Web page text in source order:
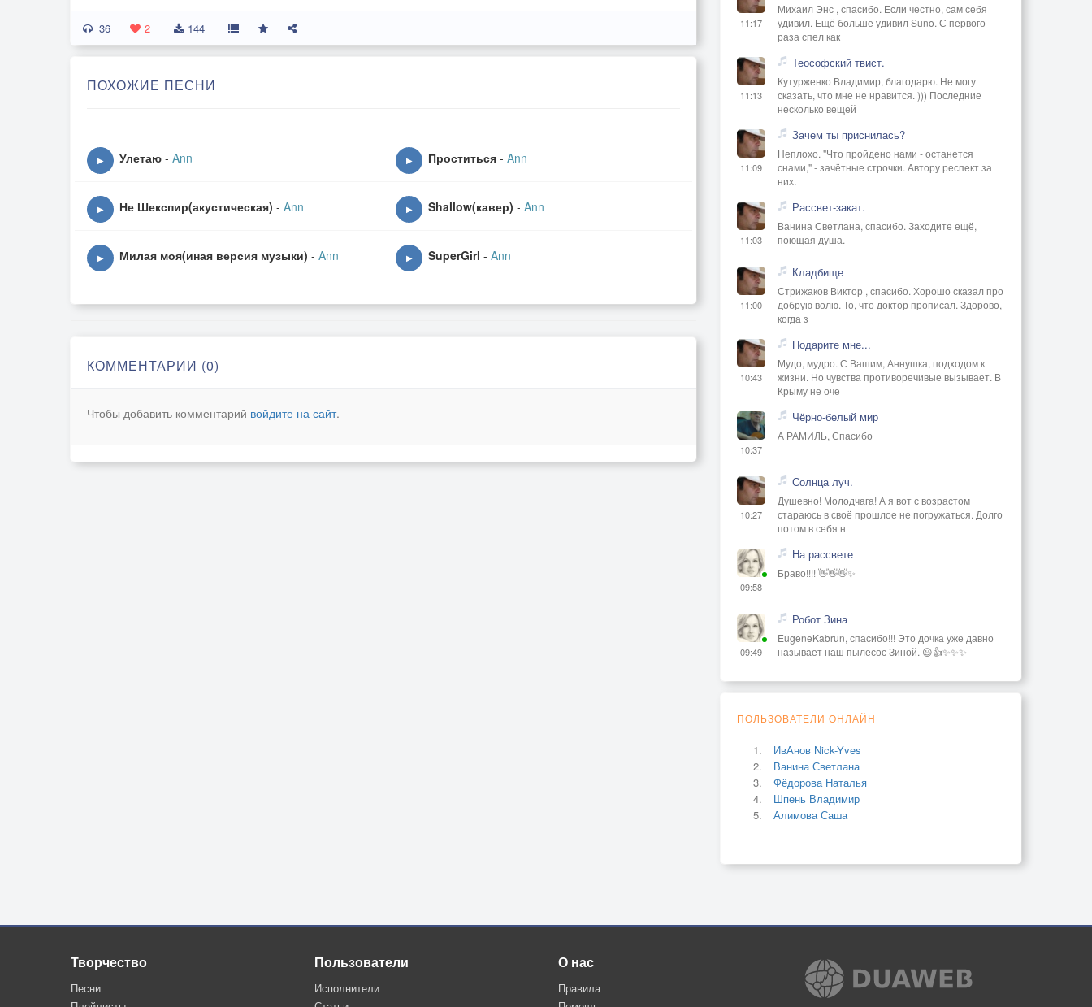
36 2 144
ПОХОЖИЕ ПЕСНИ
▶ Улетаю - Ann ▶ Проститься - Ann
▶ Не Шекспир(акустическая) - Ann ▶ Shallow(кавер) - Ann
▶ Милая моя(иная версия музыки) - Ann ▶ SuperGirl - Ann
КОММЕНТАРИИ (0)
Чтобы добавить комментарий войдите на сайт.
11:17
Михаил Энс , спасибо. Если честно, сам себя
удивил. Ещё больше удивил Suno. С первого
раза спел как
11:13
Теософский твист.
Кутурженко Владимир, благодарю. Не могу
сказать, что мне не нравится. ))) Последние
несколько вещей
11:09
Зачем ты приснилась?
Неплохо. "Что пройдено нами - останется
снами," - зачётные строчки. Автору респект за
них.
11:03
Рассвет-закат.
Ванина Светлана, спасибо. Заходите ещё,
поющая душа.
11:00
Кладбище
Стрижаков Виктор , спасибо. Хорошо сказал про
добрую волю. То, что доктор прописал. Здорово,
когда з
10:43
Подарите мне...
Мудо, мудро. С Вашим, Аннушка, подходом к
жизни. Но чувства противоречивые вызывает. В
Крыму не оче
10:37
Чёрно-белый мир
А РАМИЛЬ, Спасибо
10:27
Солнца луч.
Душевно! Молодчага! А я вот с возрастом
стараюсь в своё прошлое не погружаться. Долго
потом в себя н
09:58
На рассвете
Браво!!!! 👋👋👋✨
09:49
Робот Зина
EugeneKabrun, спасибо!!! Это дочка уже давно
называет наш пылесос Зиной. 😃👍✨✨✨
ПОЛЬЗОВАТЕЛИ ОНЛАЙН
ИвАнов Nick-Yves
Ванина Светлана
Фёдорова Наталья
Шпень Владимир
Алимова Саша
Творчество
Песни
Пользователи
Исполнители
О нас
Правила